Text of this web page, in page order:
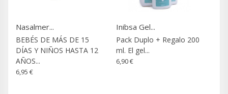
Nasalmer...
BEBÉS DE MÁS DE 15
DÍAS Y NIÑOS HASTA 12
AÑOS...
6,95 €
Inibsa Gel...
Pack Duplo + Regalo 200
ml. El gel...
6,90 €